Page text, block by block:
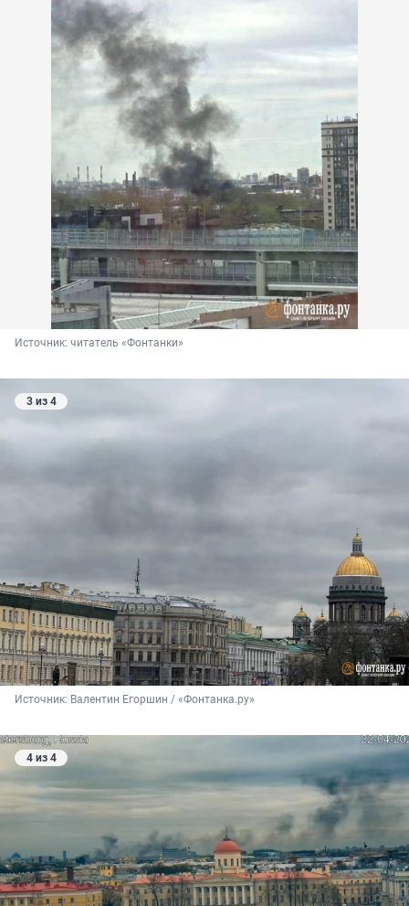
Источник: читатель «Фонтанки»
3 из 4
Источник: Валентин Егоршин / «Фонтанка.ру»
4 из 4